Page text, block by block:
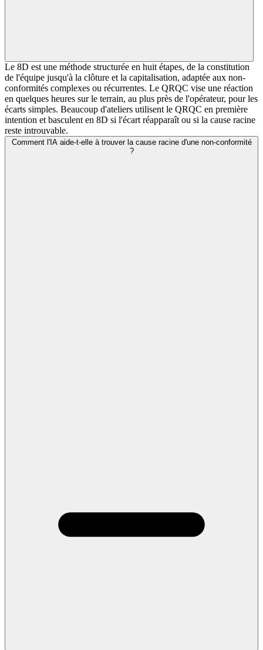
Le 8D est une méthode structurée en huit étapes, de la constitution
de l'équipe jusqu'à la clôture et la capitalisation, adaptée aux non-
conformités complexes ou récurrentes. Le QRQC vise une réaction
en quelques heures sur le terrain, au plus près de l'opérateur, pour les
écarts simples. Beaucoup d'ateliers utilisent le QRQC en première
intention et basculent en 8D si l'écart réapparaît ou si la cause racine
reste introuvable.
Comment l'IA aide-t-elle à trouver la cause racine d'une non-conformité
?